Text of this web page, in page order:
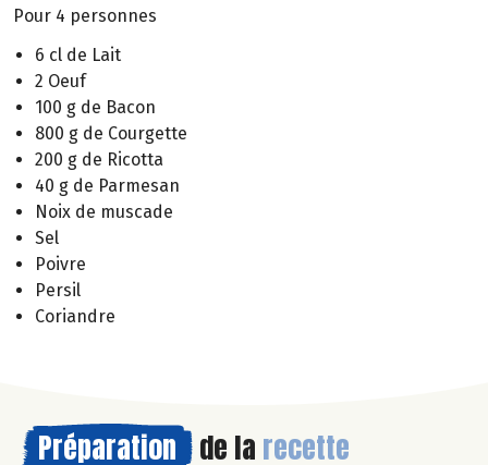
Pour 4 personnes
6 cl de Lait
2 Oeuf
100 g de Bacon
800 g de Courgette
200 g de Ricotta
40 g de Parmesan
Noix de muscade
Sel
Poivre
Persil
Coriandre
Préparation de la recette